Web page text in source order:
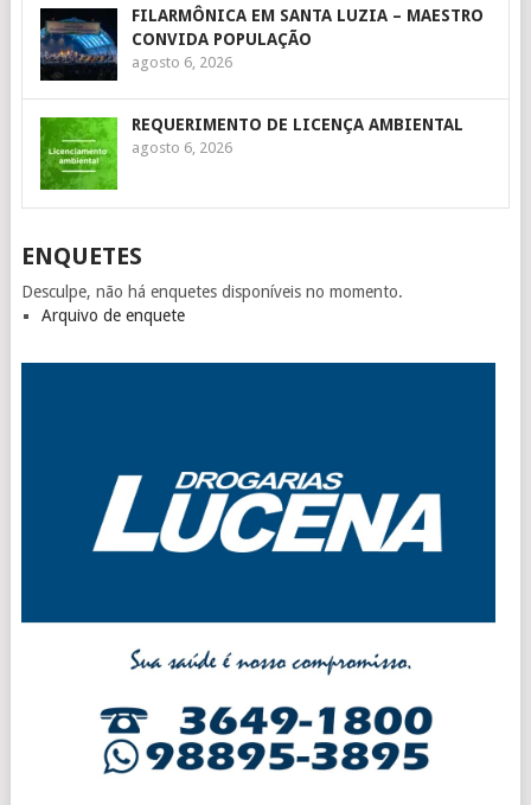
FILARMÔNICA EM SANTA LUZIA – MAESTRO
CONVIDA POPULAÇÃO
agosto 6, 2026
REQUERIMENTO DE LICENÇA AMBIENTAL
agosto 6, 2026
ENQUETES
Desculpe, não há enquetes disponíveis no momento.
Arquivo de enquete